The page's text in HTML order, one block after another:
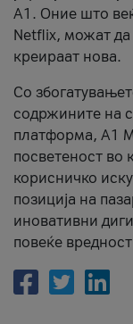
А1. Оние што
Netflix, можат да
креираат нова.
Со
содржините на
платформа, А1
посветеност во
корисничко
позиција на
иновативни
повеќе